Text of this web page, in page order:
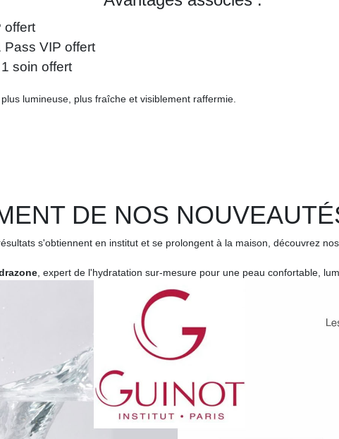
offert
VIP offert
soin offert
lumineuse, plus fraîche et visiblement raffermie.
DE NOS
s'obtiennent en institut et se prolongent à la maison, découvrez
, expert de l'hydratation sur-mesure pour une peau confortable,